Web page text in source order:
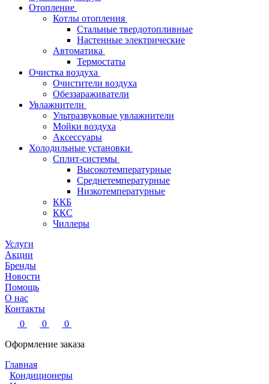
Отопление
Котлы отопления
Стальные твердотопливные
Настенные электрические
Автоматика
Термостаты
Очистка воздуха
Очистители воздуха
Обеззараживатели
Увлажнители
Ультразвуковые увлажнители
Мойки воздуха
Аксессуары
Холодильные установки
Сплит-системы
Высокотемпературные
Среднетемпературные
Низкотемпературные
ККБ
ККС
Чиллеры
Услуги
Акции
Бренды
Новости
Помощь
О нас
Контакты
0
0
0
Оформление заказа
Главная
Кондиционеры